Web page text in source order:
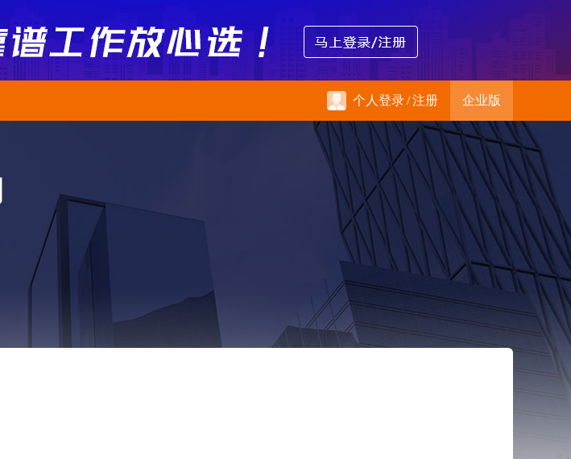
个人登录/注册 企业版